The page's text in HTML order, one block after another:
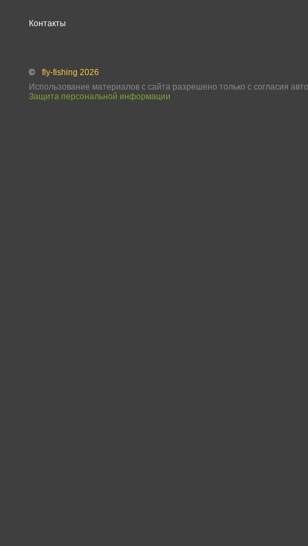
Контакты
©
fly-fishing 2026
Использование материалов с сайта разрешено только с согласия
Защита персональной информации